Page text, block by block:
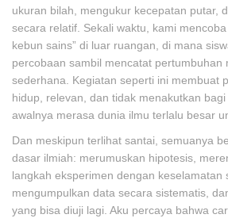
ukuran bilah, mengukur kecepatan putar,
secara relatif. Sekali waktu, kami
kebun sains” di luar ruangan, di mana
percobaan sambil mencatat pertumbuhan
sederhana. Kegiatan seperti ini membuat
hidup, relevan, dan tidak menakutkan
awalnya merasa dunia ilmu terlalu besar
Dan meskipun terlihat santai, semuanya
dasar ilmiah: merumuskan hipotesis,
langkah eksperimen dengan keselamatan
mengumpulkan data secara sistematis,
yang bisa diuji lagi. Aku percaya bahwa